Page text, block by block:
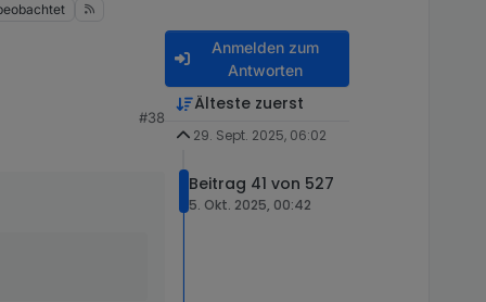
#38
Anmelden zum
Antworten
Älteste zuerst
29. Sept. 2025, 06:02
Beitrag 41 von 527
5. Okt. 2025, 00:42